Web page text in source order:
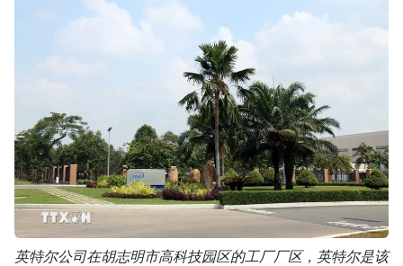
英特尔公司在胡志明市高科技园区的工厂厂区，英特尔是该